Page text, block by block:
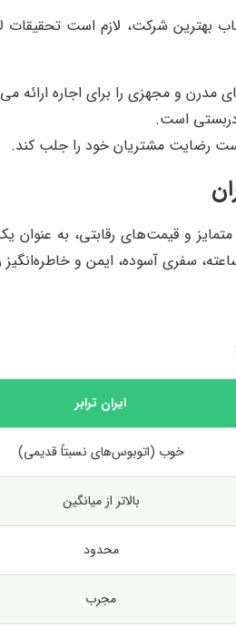
بهترین شرکت، لازم است تحقیقات
مدرن و مجهزی را برای اجاره ارائه
دربستی است.
رضایت مشتریان خود را جلب کند.
متمایز و قیمت‌های رقابتی، به
ایران ترابر
خوب (اتوبوس‌های نسبتاً قدیمی)
بالاتر از میانگین
محدود
مجرب